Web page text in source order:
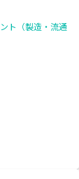
ト（製造・流通